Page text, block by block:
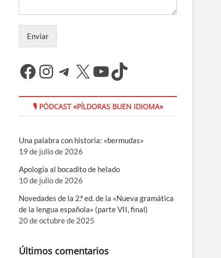
Enviar
Facebook
Instagram
Telegram
X YouTube
TikTok
🎙 PÓDCAST «PÍLDORAS BUEN IDIOMA»
Una palabra con historia: «bermudas»
19 de julio de 2026
Apología al bocadito de helado
10 de julio de 2026
Novedades de la 2.ª ed. de la «Nueva gramática
de la lengua española» (parte VII, final)
20 de octubre de 2025
Últimos comentarios